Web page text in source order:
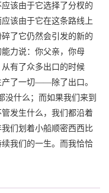
该由于它选择了分杈的
该由于它在这条路线上
了它仍然会引发的新的
力说：你父亲，你母
有了众多出口的时候
产了一切——除了出口。
没什么；而如果我们来到
发生什么，我们都沿着
们划着小船顺密西西比
我们的一生。而我恰恰